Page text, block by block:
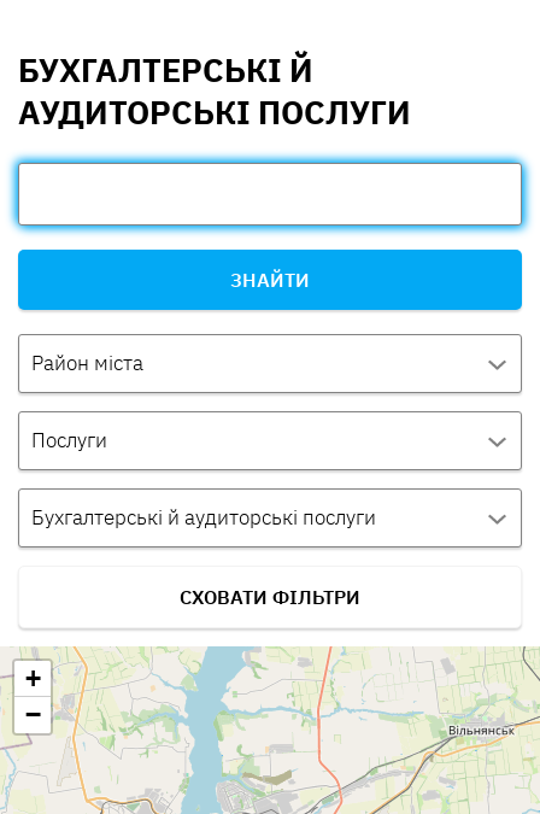
БУХГАЛТЕРСЬКІ Й
АУДИТОРСЬКІ ПОСЛУГИ
ЗНАЙТИ
Район міста
Послуги
Бухгалтерські й аудиторські послуги
СХОВАТИ ФІЛЬТРИ
+
−